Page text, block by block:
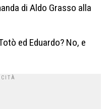
di Aldo Grasso alla
ed Eduardo? No, e